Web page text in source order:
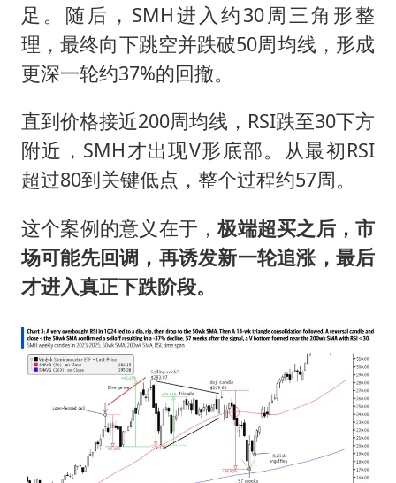
足。随后，SMH进入约30周三角形整
理，最终向下跳空并跌破50周均线，形成
更深一轮约37%的回撤。
直到价格接近200周均线，RSI跌至30下方
附近，SMH才出现V形底部。从最初RSI
超过80到关键低点，整个过程约57周。
这个案例的意义在于，极端超买之后，市
场可能先回调，再诱发新一轮追涨，最后
才进入真正下跌阶段。